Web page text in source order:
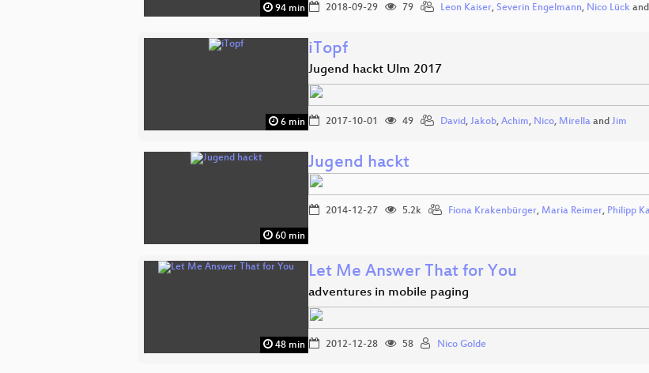
94 min 2018-09-29 79 Leon Kaiser, Severin Engelmann, Nico Lück and
6 min
iTopf
Jugend hackt Ulm 2017
2017-10-01 49 David, Jakob, Achim, Nico, Mirella and Jim
60 min
Jugend hackt
2014-12-27 5.2k Fiona Krakenbürger, Maria Reimer, Philipp
48 min
Let Me Answer That for You
adventures in mobile paging
2012-12-28 58 Nico Golde